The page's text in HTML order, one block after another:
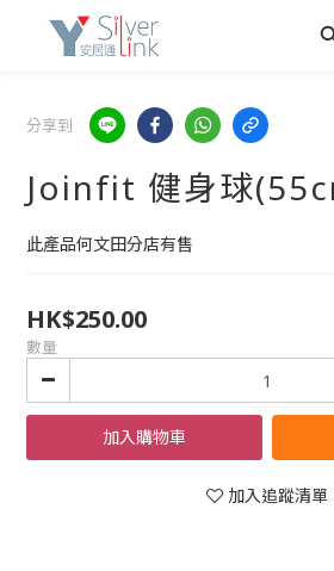
分享到
Joinfit 健身球
此產品何文田分店有售
HK$250.00
數量
加入購物車
加入追蹤清單